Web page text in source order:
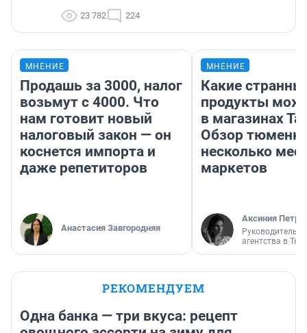
23 782 224
МНЕНИЕ
Продашь за 3000, налог
возьмут с 4000. Что
нам готовит новый
налоговый закон — он
коснется импорта и
даже репетиторов
Анастасия Завгородняя
МНЕНИЕ
Какие
продукты
в магазинах
Обзор
несколько
маркетов
Аксиния
Руководитель
агентства в
РЕКОМЕНДУЕМ
Одна банка — три вкуса: рецепт